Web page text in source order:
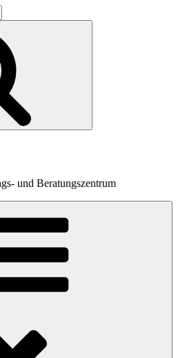
und Beratungszentrum